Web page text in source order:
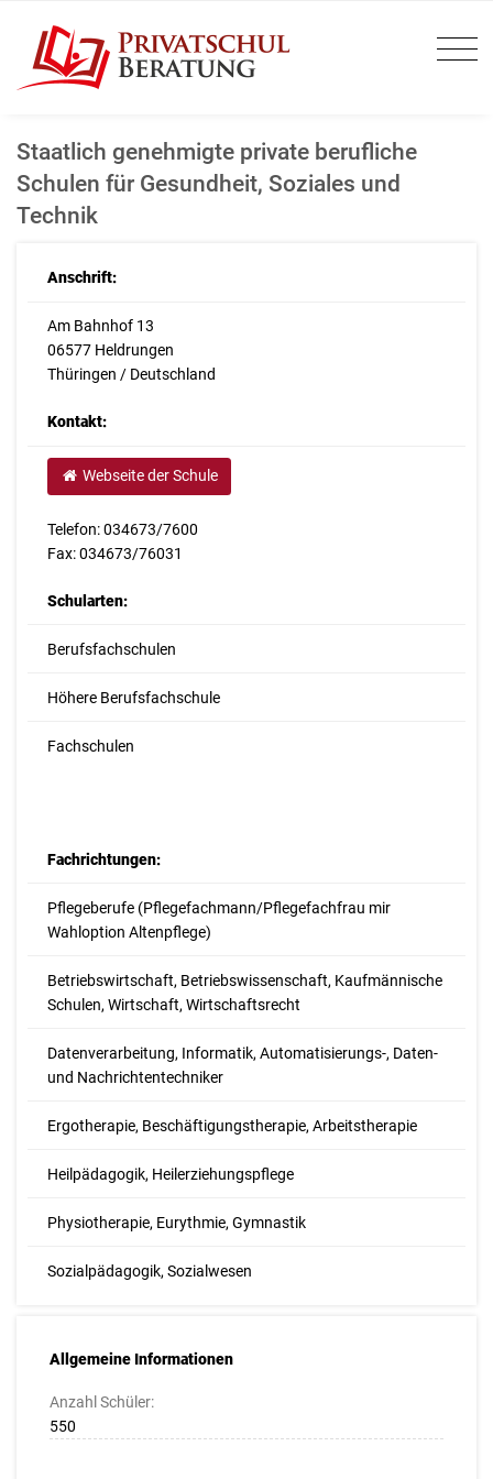
Staatlich genehmigte private berufliche
Schulen für Gesundheit, Soziales und
Technik
Anschrift:
Am Bahnhof 13
06577 Heldrungen
Thüringen / Deutschland
Kontakt:
Webseite der Schule
Telefon: 034673/7600
Fax: 034673/76031
Schularten:
Berufsfachschulen
Höhere Berufsfachschule
Fachschulen
Fachrichtungen:
Pflegeberufe (Pflegefachmann/Pflegefachfrau mir
Wahloption Altenpflege)
Betriebswirtschaft, Betriebswissenschaft, Kaufmännische
Schulen, Wirtschaft, Wirtschaftsrecht
Datenverarbeitung, Informatik, Automatisierungs-, Daten-
und Nachrichtentechniker
Ergotherapie, Beschäftigungstherapie, Arbeitstherapie
Heilpädagogik, Heilerziehungspflege
Physiotherapie, Eurythmie, Gymnastik
Sozialpädagogik, Sozialwesen
Allgemeine Informationen
Anzahl Schüler:
550